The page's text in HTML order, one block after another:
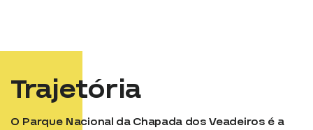
Trajetória
O Parque Nacional da Chapada dos Veadeiros é a